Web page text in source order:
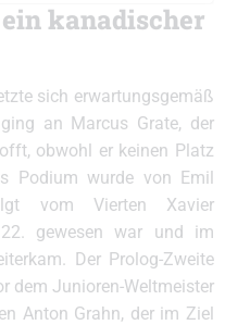
kanadischer
sich erwartungsgemäß
an Marcus Grate, der
obwohl er keinen Platz
Podium wurde von Emil
vom Vierten Xavier
gewesen war und im
Der Prolog-Zweite
dem Junioren-Weltmeister
Anton Grahn, der im Ziel